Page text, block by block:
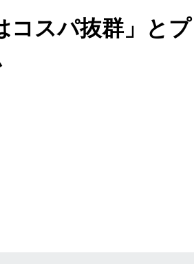
コスパ抜群」と